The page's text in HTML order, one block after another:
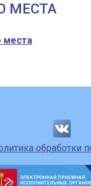
МЕСТА
места
обработки